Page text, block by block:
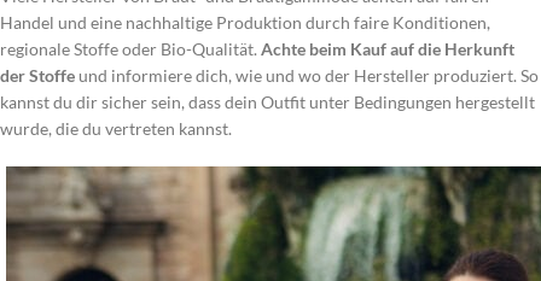
Handel und eine nachhaltige Produktion durch faire Konditionen,
regionale Stoffe oder Bio-Qualität. Achte beim Kauf auf die Herkunft
der Stoffe und informiere dich, wie und wo der Hersteller produziert. So
kannst du dir sicher sein, dass dein Outfit unter Bedingungen hergestellt
wurde, die du vertreten kannst.